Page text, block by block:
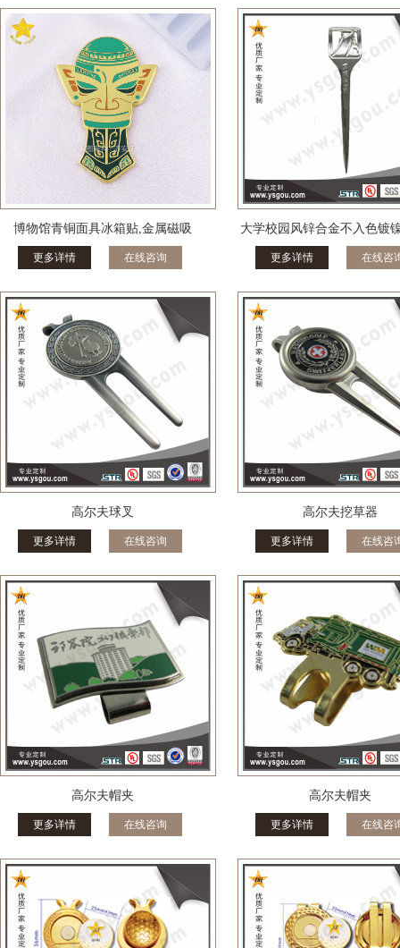
博物馆青铜面具冰箱贴,金属磁吸
更多详情 在线咨询
大学校园风锌合金不入色镀
更多详情 在线咨
高尔夫球叉
更多详情 在线咨询
高尔夫挖草器
更多详情 在线咨
高尔夫帽夹
更多详情 在线咨询
高尔夫帽夹
更多详情 在线咨